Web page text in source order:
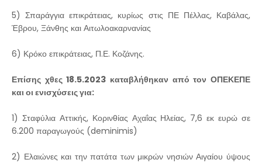
5) Σπαράγγια επικράτειας, κυρίως στις ΠΕ Πέλλας, Καβάλας,
Έβρου, Ξάνθης και Αιτωλοακαρνανίας
6) Κρόκο επικράτειας, Π.Ε. Κοζάνης.
Επίσης χθες 18.5.2023 καταβλήθηκαν από τον ΟΠΕΚΕΠΕ
και οι ενισχύσεις για:
1) Σταφύλια Αττικής, Κορινθίας Αχαΐας Ηλείας, 7,6 εκ ευρώ σε
6.200 παραγωγούς (deminimis)
2) Ελαιώνες και την πατάτα των μικρών νησιών Αιγαίου ύψους